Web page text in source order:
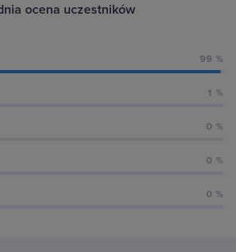
ocena uczestników
99 %
1 %
0 %
0 %
0 %